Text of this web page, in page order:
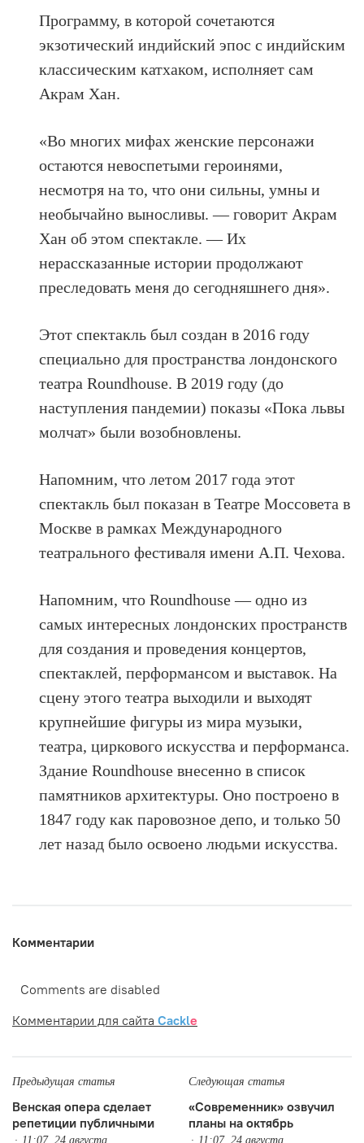
Программу, в которой сочетаются
экзотический индийский эпос с индийским
классическим катхаком, исполняет сам
Акрам Хан.
«Во многих мифах женские персонажи
остаются невоспетыми героинями,
несмотря на то, что они сильны, умны и
необычайно выносливы. — говорит Акрам
Хан об этом спектакле. — Их
нерассказанные истории продолжают
преследовать меня до сегодняшнего дня».
Этот спектакль был создан в 2016 году
специально для пространства лондонского
театра Roundhouse. В 2019 году (до
наступления пандемии) показы «Пока львы
молчат» были возобновлены.
Напомним, что летом 2017 года этот
спектакль был показан в Театре Моссовета в
Москве в рамках Международного
театрального фестиваля имени А.П. Чехова.
Напомним, что Roundhouse — одно из
самых интересных лондонских пространств
для создания и проведения концертов,
спектаклей, перформансом и выставок. На
сцену этого театра выходили и выходят
крупнейшие фигуры из мира музыки,
театра, циркового искусства и перформанса.
Здание Roundhouse внесенно в список
памятников архитектуры. Оно построено в
1847 году как паровозное депо, и только 50
лет назад было освоено людьми искусства.
Комментарии
Comments are disabled
Комментарии для сайта Cackle
Предыдущая статья
Венская опера сделает
репетиции публичными
11:07, 24 августа
Следующая статья
«Современник» озвучил
планы на октябрь
11:07, 24 августа